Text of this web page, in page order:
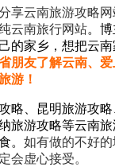
享云南旅游攻略
云南旅行网站。 博
的家乡，想把云
朋友了解云南、
游！
略、昆明旅游攻
旅游攻略等云南
。 如有做的不好
会虚心接受。